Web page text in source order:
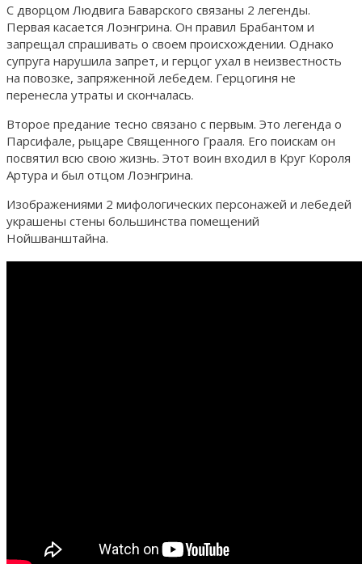
С дворцом Людвига Баварского связаны 2 легенды.
Первая касается Лоэнгрина. Он правил Брабантом и
запрещал спрашивать о своем происхождении. Однако
супруга нарушила запрет, и герцог ухал в неизвестность
на повозке, запряженной лебедем. Герцогиня не
перенесла утраты и скончалась.
Второе предание тесно связано с первым. Это легенда о
Парсифале, рыцаре Священного Грааля. Его поискам он
посвятил всю свою жизнь. Этот воин входил в Круг Короля
Артура и был отцом Лоэнгрина.
Изображениями 2 мифологических персонажей и лебедей
украшены стены большинства помещений
Нойшванштайна.